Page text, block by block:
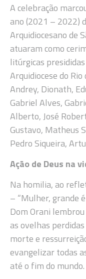
A celebração
ano (2021 – 2022)
Arquidiocesano de
atuaram como
litúrgicas
Arquidiocese do Rio
Andrey, Dionath,
Gabriel Alves,
Alberto, José
Gustavo, Matheus
Pedro Siqueira,
Ação de Deus na
Na homilia, ao
– “Mulher, grande
Dom Orani
as ovelhas
morte e
evangelizar todas
até o fim do mundo.